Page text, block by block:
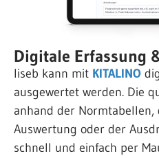
Digitale Erfassung
liseb kann mit KITALINO
ausgewertet werden. Die
anhand der Normtabellen,
Auswertung oder der
schnell und einfach per